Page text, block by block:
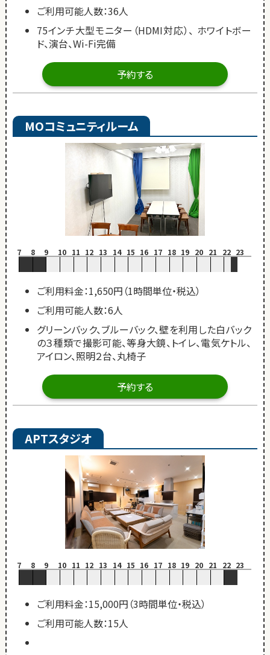
ご利用可能人数：36人
75インチ大型モニター（HDMI対応）、 ホワイトボー
ド、演台、Wi-Fi完備
予約する
MOコミュニティルーム
7 8 9 10 11 12 13 14 15 16 17 18 19 20 21 22 23
ご利用料金：1,650円（1時間単位・税込）
ご利用可能人数：6人
グリーンバック、ブルーバック、壁を利用した白バック
の３種類で撮影可能、等身大鏡、トイレ、電気ケトル、
アイロン、照明２台、丸椅子
予約する
APTスタジオ
7 8 9 10 11 12 13 14 15 16 17 18 19 20 21 22 23
ご利用料金：15,000円（3時間単位・税込）
ご利用可能人数：15人